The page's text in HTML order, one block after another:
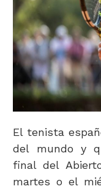
El tenista
del mundo y
final del
martes o el